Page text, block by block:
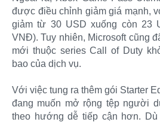
được điều chỉnh giảm giá mạnh,
giảm từ 30 USD xuống còn 23
VNĐ). Tuy nhiên, Microsoft cũng
mới thuộc series Call of Duty
bao của dịch vụ.
Với việc tung ra thêm gói Starter
đang muốn mở rộng tệp người
theo hướng dễ tiếp cận hơn. Dù